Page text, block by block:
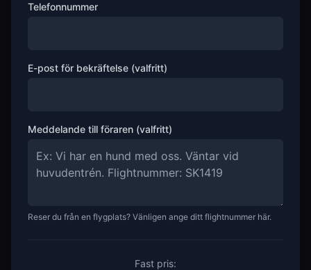
Telefonnummer
E-post för bekräftelse (valfritt)
Meddelande till föraren (valfritt)
Reser du från en flygplats? Vänligen ange ditt flightnummer här.
Fast pris: